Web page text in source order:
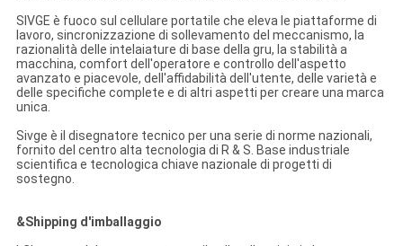
SIVGE è fuoco sul cellulare portatile che eleva le piattaforme di
lavoro, sincronizzazione di sollevamento del meccanismo, la
razionalità delle intelaiature di base della gru, la stabilità a
macchina, comfort dell'operatore e controllo dell'aspetto
avanzato e piacevole, dell'affidabilità dell'utente, delle varietà e
delle specifiche complete e di altri aspetti per creare una marca
unica.
Sivge è il disegnatore tecnico per una serie di norme nazionali,
fornito del centro alta tecnologia di R & S. Base industriale
scientifica e tecnologica chiave nazionale di progetti di
sostegno.
&Shipping d'imballaggio